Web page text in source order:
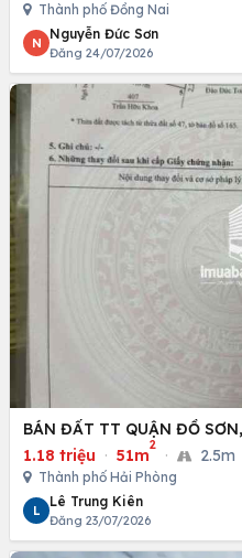
Thành phố Đồng Nai
N
Nguyễn Đức Sơn
Đăng 24/07/2026
BÁN ĐẤT TT QUẬN ĐỒ
1.18 triệu · 51m
2
· 2.5m
Thành phố Hải Phòng
L
Lê Trung Kiên
Đăng 23/07/2026